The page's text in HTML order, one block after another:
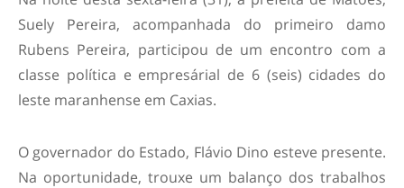
Suely Pereira, acompanhada do primeiro damo
Rubens Pereira, participou de um encontro com a
classe política e empresárial de 6 (seis) cidades do
leste maranhense em Caxias.
O governador do Estado, Flávio Dino esteve presente.
Na oportunidade, trouxe um balanço dos trabalhos